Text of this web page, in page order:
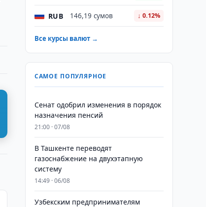
RUB 146,19 сумов ↓ 0.12%
Все курсы валют →
САМОЕ ПОПУЛЯРНОЕ
Сенат одобрил изменения в порядок
назначения пенсий
21:00 · 07/08
В Ташкенте переводят
газоснабжение на двухэтапную
систему
14:49 · 06/08
Узбекским предпринимателям